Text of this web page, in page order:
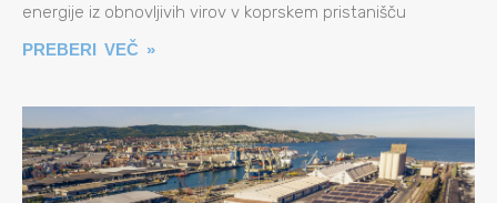
energije iz obnovljivih virov v koprskem pristanišču
PREBERI VEČ »